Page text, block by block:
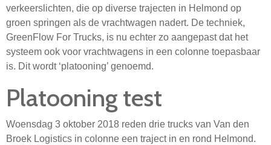
verkeerslichten, die op diverse trajecten in Helmond op
groen springen als de vrachtwagen nadert. De techniek,
GreenFlow For Trucks, is nu echter zo aangepast dat het
systeem ook voor vrachtwagens in een colonne toepasbaar
is. Dit wordt ‘platooning’ genoemd.
Platooning test
Woensdag 3 oktober 2018 reden drie trucks van Van den
Broek Logistics in colonne een traject in en rond Helmond.